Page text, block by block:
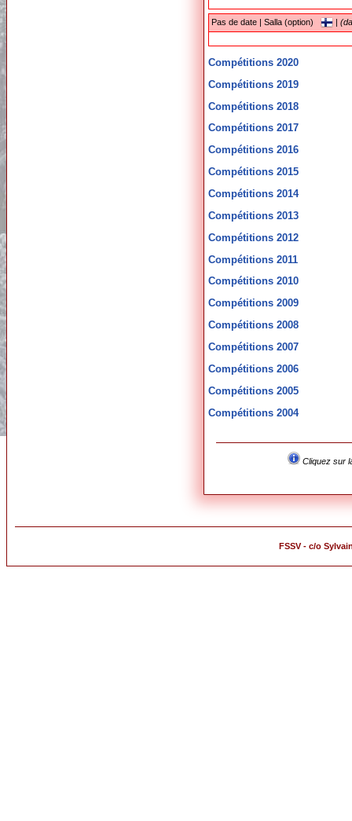
Pas de date | Salla (option) |
Compétitions 2020
Compétitions 2019
Compétitions 2018
Compétitions 2017
Compétitions 2016
Compétitions 2015
Compétitions 2014
Compétitions 2013
Compétitions 2012
Compétitions 2011
Compétitions 2010
Compétitions 2009
Compétitions 2008
Compétitions 2007
Compétitions 2006
Compétitions 2005
Compétitions 2004
Cliquez sur
FSSV - c/o